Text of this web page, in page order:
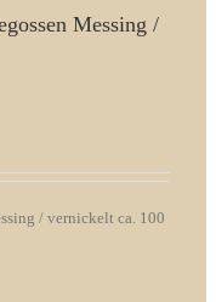
Messing /
/ vernickelt ca. 100